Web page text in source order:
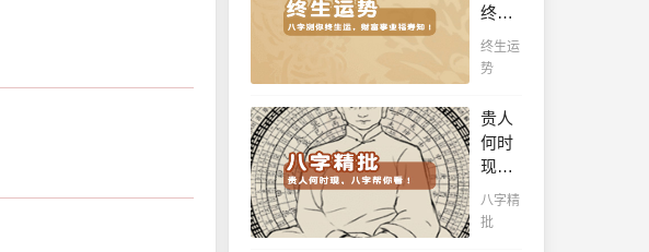
生肖
运程
吉
规划
未来
发展
向！
趋吉
避
凶，
弯
路，
点击
此处
查
终生
运，
财富
福寿
知！
五行
透析
一生
运势
终生运
势
贵人
何时
现，
八字
帮你
八字精
批